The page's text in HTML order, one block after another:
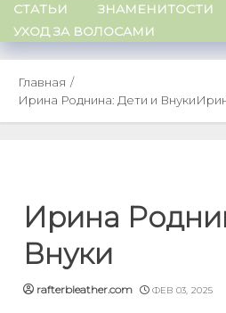
СТАТЬИ ЗНАМЕНИТОСТИ
УХОД ЗА ВОЛОСАМИ
Главная
Ирина Роднина: Дети и Внуки
Ирина
Внуки
rafterbleather.com ФЕВ 03, 2025